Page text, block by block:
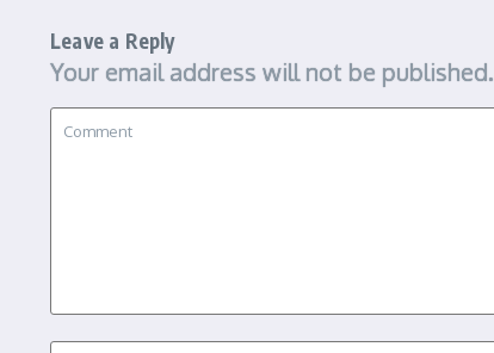
Leave a Reply
Your email address will not be published.